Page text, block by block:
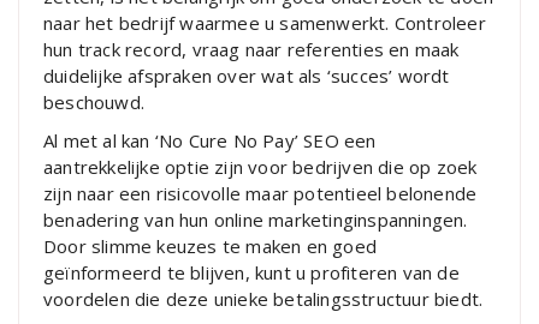
naar het bedrijf waarmee u samenwerkt. Controleer
hun track record, vraag naar referenties en maak
duidelijke afspraken over wat als ‘succes’ wordt
beschouwd.
Al met al kan ‘No Cure No Pay’ SEO een
aantrekkelijke optie zijn voor bedrijven die op zoek
zijn naar een risicovolle maar potentieel belonende
benadering van hun online marketinginspanningen.
Door slimme keuzes te maken en goed
geïnformeerd te blijven, kunt u profiteren van de
voordelen die deze unieke betalingsstructuur biedt.